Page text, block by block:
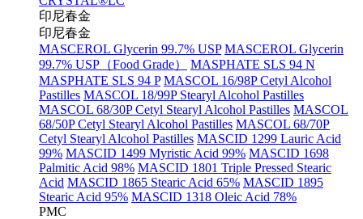
印尼春金
印尼春金
MASCEROL Glycerin 99.7% USP MASCEROL Glycerin
99.7% USP（Food Grade）
MASPHATE SLS 94 N
MASPHATE SLS 94 P MASCOL 16/98P Cetyl Alcohol
Pastilles MASCOL 18/99P Stearyl Alcohol Pastilles
MASCOL 68/30P Cetyl Stearyl Alcohol Pastilles MASCOL
68/50P Cetyl Stearyl Alcohol Pastilles MASCOL 68/70P
Cetyl Stearyl Alcohol Pastilles MASCID 1299 Lauric Acid
99% MASCID 1499 Myristic Acid 99% MASCID 1698
Palmitic Acid 98% MASCID 1801 Triple Pressed Stearic
Acid MASCID 1865 Stearic Acid 65% MASCID 1895
Stearic Acid 95% MASCID 1318 Oleic Acid 78%
PMC